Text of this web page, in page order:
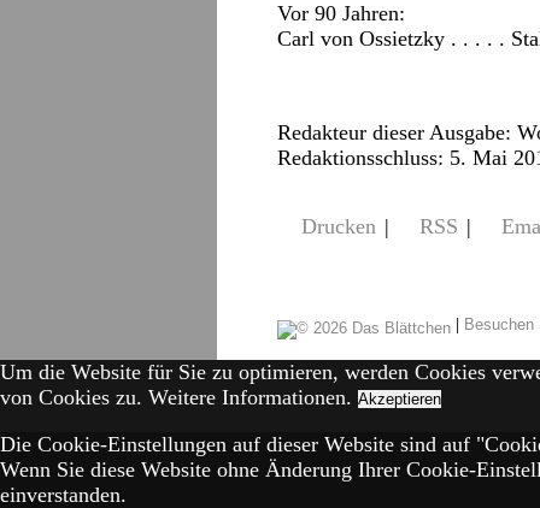
Vor 90 Jahren:
Carl von Ossietzky . . . . .
Redakteur dieser Ausgabe:
Redaktionsschluss: 5. Mai
Drucken | RSS |
|
Um die Website für Sie zu optimieren, werden Cookies
von Cookies zu. Weitere Informationen. Akzeptieren
Die Cookie-Einstellungen auf dieser Website sind auf
Wenn Sie diese Website ohne Änderung Ihrer Cookie-
einverstanden.